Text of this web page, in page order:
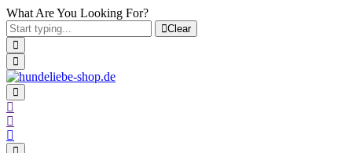
What Are You Looking For?
Clear